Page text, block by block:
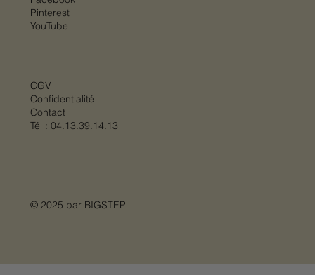
CGV
Confidentialité
Contact
Tél : 04.13.39.14.13
Pinterest
YouTube
© 2025 par BIGSTEP